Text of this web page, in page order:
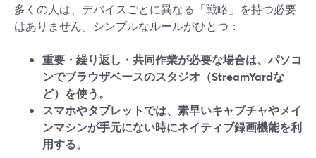
多くの人は、デバイスごとに異なる「戦略」を持つ必要
はありません。シンプルなルールがひとつ：
重要・繰り返し・共同作業が必要な場合は、パソコ
ンでブラウザベースのスタジオ（StreamYardな
ど）を使う。
スマホやタブレットでは、素早いキャプチャやメイ
ンマシンが手元にない時にネイティブ録画機能を利
用する。